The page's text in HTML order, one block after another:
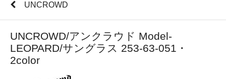
UNCROWD
UNCROWD/アンクラウド Model-
LEOPARD/サングラス 253-63-051・
2color